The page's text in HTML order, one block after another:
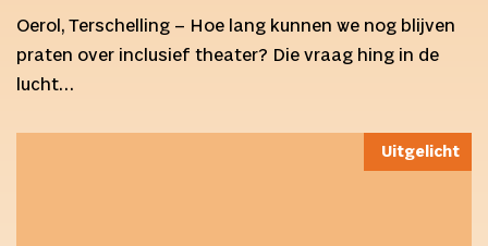
Oerol, Terschelling – Hoe lang kunnen we nog blijven
praten over inclusief theater? Die vraag hing in de
lucht…
Uitgelicht